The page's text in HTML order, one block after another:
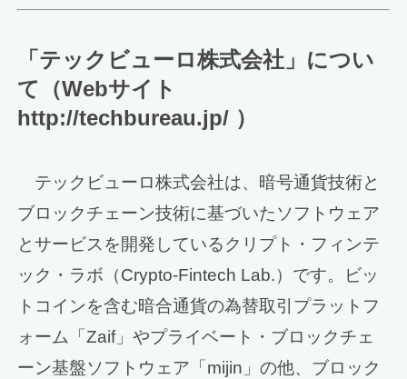
「テックビューロ株式会社」につい
て（Webサイト
http://techbureau.jp/ ）
テックビューロ株式会社は、暗号通貨技術と
ブロックチェーン技術に基づいたソフトウェア
とサービスを開発しているクリプト・フィンテ
ック・ラボ（Crypto-Fintech Lab.）です。ビッ
トコインを含む暗合通貨の為替取引プラットフ
ォーム「Zaif」やプライベート・ブロックチェ
ーン基盤ソフトウェア「mijin」の他、ブロック